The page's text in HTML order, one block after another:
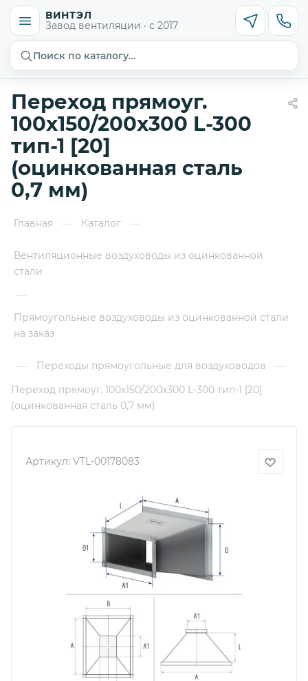
ВИНТЭЛ
Завод вентиляции · с 2017
Поиск по каталогу…
Переход прямоуг.
100х150/200х300 L-300
тип-1 [20]
(оцинкованная сталь
0,7 мм)
Главная — Каталог —
Вентиляционные воздуховоды из оцинкованной
стали
—
Прямоугольные воздуховоды из оцинкованной стали
на заказ
— Переходы прямоугольные для воздуховодов
—
Переход прямоуг. 100х150/200х300 L-300 тип-1 [20]
(оцинкованная сталь 0,7 мм)
Артикул: VTL-00178083